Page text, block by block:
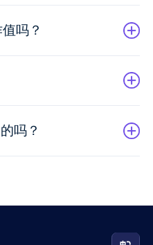
吗？
吗？